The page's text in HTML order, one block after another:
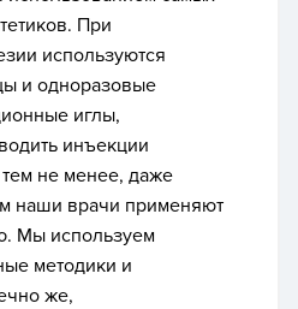
При
используются
и одноразовые
иглы,
инъекции
не менее, даже
наши врачи применяют
Мы используем
методики и
же,